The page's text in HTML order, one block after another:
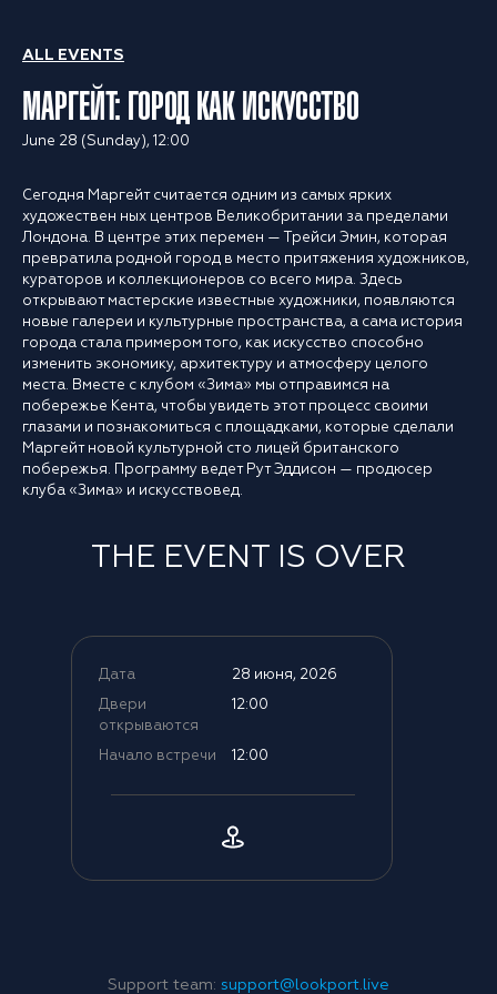
ALL EVENTS
МАРГЕЙТ: ГОРОД КАК ИСКУССТВО
June 28 (Sunday), 12:00
Сегодня Маргейт считается одним из самых ярких
художествен ных центров Великобритании за пределами
Лондона. В центре этих перемен — Трейси Эмин, которая
превратила родной город в место притяжения художников,
кураторов и коллекционеров со всего мира. Здесь
открывают мастерские известные художники, появляются
новые галереи и культурные пространства, а сама история
города стала примером того, как искусство способно
изменить экономику, архитектуру и атмосферу целого
места. Вместе с клубом «Зима» мы отправимся на
побережье Кента, чтобы увидеть этот процесс своими
глазами и познакомиться с площадками, которые сделали
Маргейт новой культурной сто лицей британского
побережья. Программу ведет Рут Эддисон — продюсер
клуба «Зима» и искусствовед.
THE EVENT IS OVER
Дата 28 июня, 2026
Двери
открываются
12:00
Начало встречи 12:00
Support team: support@lookport.live